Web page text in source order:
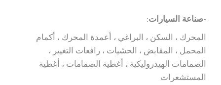
-صناعة السيارات:
المحرك ، السكن ، البراغي ، أعمدة المحرك ، أكمام
المحمل ، المقابض ، الحشيات ، رافعات التغيير ،
الصمامات الهيدروليكية ، أغطية الصمامات ، أغطية
المستشعرات